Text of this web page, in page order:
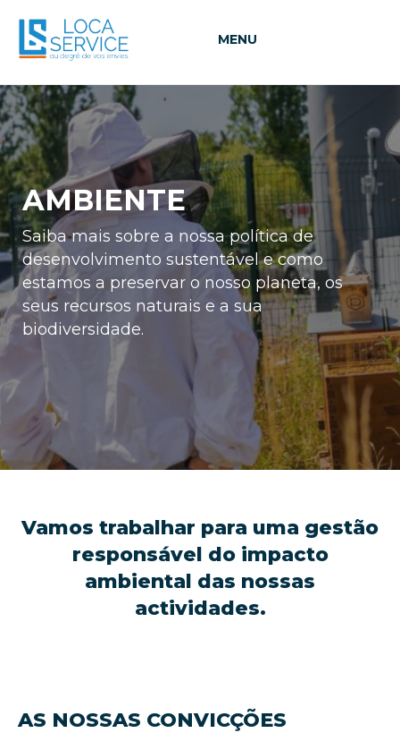
MENU
AMBIENTE
Saiba mais sobre a nossa política de
desenvolvimento sustentável e como
estamos a preservar o nosso planeta, os
seus recursos naturais e a sua
biodiversidade.
Vamos trabalhar para uma gestão
responsável do impacto
ambiental das nossas
actividades.
AS NOSSAS CONVICÇÕES